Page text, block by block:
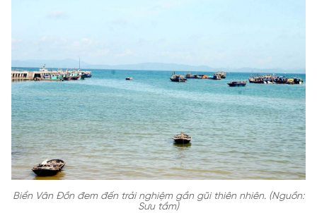
Biển Vân Đồn đem đến trải nghiệm gần gũi thiên nhiên. (Nguồn:
Sưu tầm)